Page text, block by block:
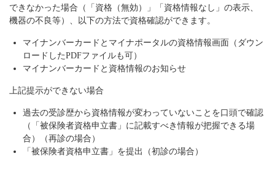
できなかった場合（「資格（無効）」「資格情報なし」の表示、
機器の不良等）、以下の方法で資格確認ができます。
マイナンバーカードとマイナポータルの資格情報画面（ダウン
ロードしたPDFファイルも可）
マイナンバーカードと資格情報のお知らせ
上記提示ができない場合
過去の受診歴から資格情報が変わっていないことを口頭で確認
（「被保険者資格申立書」に記載すべき情報が把握できる場
合）（再診の場合）
「被保険者資格申立書」を提出（初診の場合）